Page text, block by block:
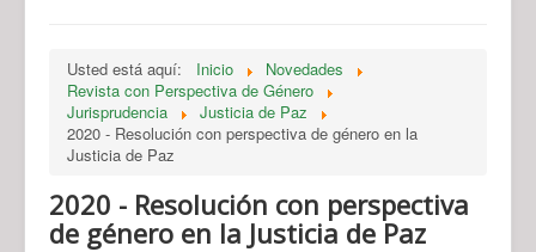
Legislación
Novedades
Recursos y Servicios de Atención
Usted está aquí: Inicio
Novedades
Revista con Perspectiva de Género
Jurisprudencia
Justicia de Paz
2020 - Resolución con perspectiva de género en la
Justicia de Paz
2020 - Resolución con perspectiva
de género en la Justicia de Paz